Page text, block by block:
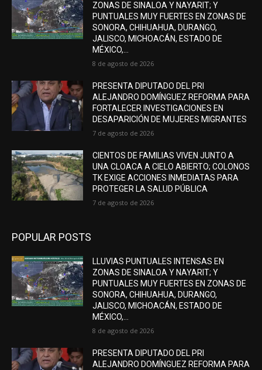
ZONAS DE SINALOA Y NAYARIT; Y
PUNTUALES MUY FUERTES EN ZONAS DE
SONORA, CHIHUAHUA, DURANGO,
JALISCO, MICHOACÁN, ESTADO DE
MÉXICO,...
8 de agosto de 2026
PRESENTA DIPUTADO DEL PRI
ALEJANDRO DOMÍNGUEZ REFORMA PARA
FORTALECER INVESTIGACIONES EN
DESAPARICIÓN DE MUJERES MIGRANTES
7 de agosto de 2026
CIENTOS DE FAMILIAS VIVEN JUNTO A
UNA CLOACA A CIELO ABIERTO; COLONOS
TK EXIGE ACCIONES INMEDIATAS PARA
PROTEGER LA SALUD PÚBLICA
7 de agosto de 2026
POPULAR POSTS
LLUVIAS PUNTUALES INTENSAS EN
ZONAS DE SINALOA Y NAYARIT; Y
PUNTUALES MUY FUERTES EN ZONAS DE
SONORA, CHIHUAHUA, DURANGO,
JALISCO, MICHOACÁN, ESTADO DE
MÉXICO,...
8 de agosto de 2026
PRESENTA DIPUTADO DEL PRI
ALEJANDRO DOMÍNGUEZ REFORMA PARA